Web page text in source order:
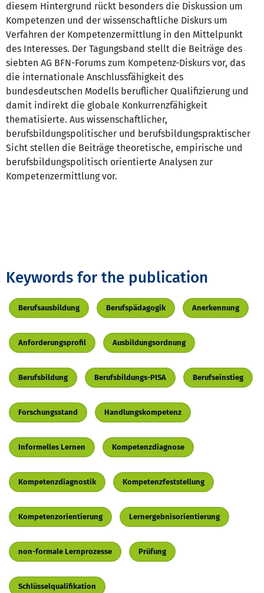
diesem Hintergrund rückt besonders die Diskussion um
Kompetenzen und der wissenschaftliche Diskurs um
Verfahren der Kompetenzermittlung in den Mittelpunkt
des Interesses. Der Tagungsband stellt die Beiträge des
siebten AG BFN-Forums zum Kompetenz-Diskurs vor, das
die internationale Anschlussfähigkeit des
bundesdeutschen Modells beruflicher Qualifizierung und
damit indirekt die globale Konkurrenzfähigkeit
thematisierte. Aus wissenschaftlicher,
berufsbildungspolitischer und berufsbildungspraktischer
Sicht stellen die Beiträge theoretische, empirische und
berufsbildungspolitisch orientierte Analysen zur
Kompetenzermittlung vor.
Keywords for the publication
Berufsausbildung Berufspädagogik Anerkennung
Anforderungsprofil Ausbildungsordnung
Berufsbildung Berufsbildungs-PISA Berufseinstieg
Forschungsstand Handlungskompetenz
Informelles Lernen Kompetenzdiagnose
Kompetenzdiagnostik Kompetenzfeststellung
Kompetenzorientierung Lernergebnisorientierung
non-formale Lernprozesse Prüfung
Schlüsselqualifikation